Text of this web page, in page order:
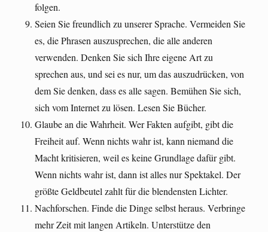
folgen.
Seien Sie freundlich zu unserer Sprache. Vermeiden Sie
es, die Phrasen auszusprechen, die alle anderen
verwenden. Denken Sie sich Ihre eigene Art zu
sprechen aus, und sei es nur, um das auszudrücken, von
dem Sie denken, dass es alle sagen. Bemühen Sie sich,
sich vom Internet zu lösen. Lesen Sie Bücher.
Glaube an die Wahrheit. Wer Fakten aufgibt, gibt die
Freiheit auf. Wenn nichts wahr ist, kann niemand die
Macht kritisieren, weil es keine Grundlage dafür gibt.
Wenn nichts wahr ist, dann ist alles nur Spektakel. Der
größte Geldbeutel zahlt für die blendensten Lichter.
Nachforschen. Finde die Dinge selbst heraus. Verbringe
mehr Zeit mit langen Artikeln. Unterstütze den